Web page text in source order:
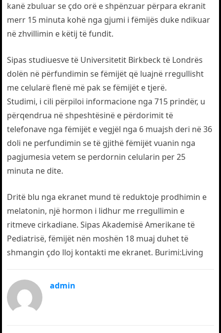
kanë zbuluar se çdo orë e shpënzuar përpara ekranit
merr 15 minuta kohë nga gjumi i fëmijës duke ndikuar
në zhvillimin e këtij të fundit.
Sipas studiuesve të Universitetit Birkbeck të Londrës
dolën në përfundimin se fëmijët që luajnë rregullisht
me celularë flenë më pak se fëmijët e tjerë.
Studimi, i cili përpiloi informacione nga 715 prindër, u
përqendrua në shpeshtësinë e përdorimit të
telefonave nga fëmijët e vegjël nga 6 muajsh deri në 36
doli ne perfundimin se të gjithë fëmijët vuanin nga
pagjumesia vetem se perdornin celularin per 25
minuta ne dite.
Dritë blu nga ekranet mund të reduktoje prodhimin e
melatonin, një hormon i lidhur me rregullimin e
ritmeve cirkadiane. Sipas Akademisë Amerikane të
Pediatrisë, fëmijët nën moshën 18 muaj duhet të
shmangin çdo lloj kontakti me ekranet. Burimi:Living
admin